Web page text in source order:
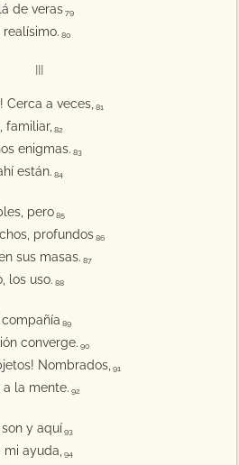
de veras 79
realísimo. 80
Cerca a veces, 81
familiar, 82
enigmas. 83
están. 84
pero 85
profundos 86
sus masas. 87
los uso. 88
89
converge. 90
Nombrados, 91
la mente. 92
y aquí 93
ayuda, 94